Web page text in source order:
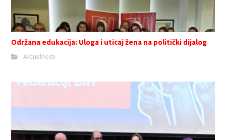
Održana edukacija: Uloga i uticaj žena na politički dijalog
Aktuelnosti